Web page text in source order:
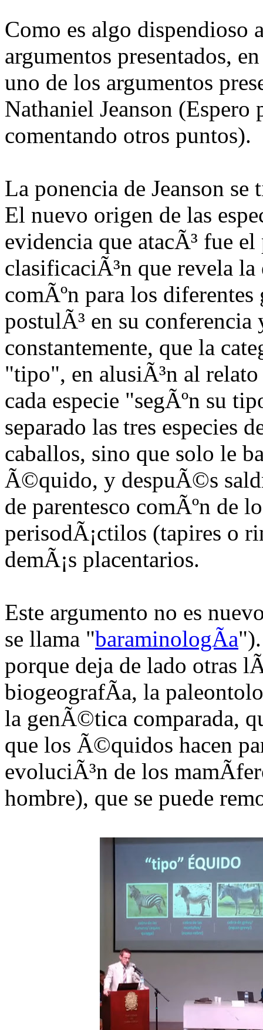
Como es algo dispendioso
argumentos presentados,
uno de los argumentos
Nathaniel Jeanson
comentando otros puntos).
La ponencia de Jeanson
El nuevo origen de las
evidencia que atacÃ³ fue
clasificaciÃ³n que revela la
comÃºn para los diferentes
postulÃ³ en su
constantemente, que la
"tipo", en alusiÃ³n al
cada especie "segÃºn su
separado las tres especies
caballos, sino que solo le
Ã©quido, y despuÃ©s
de parentesco comÃºn de
perisodÃ¡ctilos (tapires o
demÃ¡s placentarios.
Este argumento no es
se llama "baraminologÃ­a
porque deja de lado otras
biogeografÃ­a, la
la genÃ©tica comparada,
que los Ã©quidos hacen
evoluciÃ³n de los
hombre), que se puede